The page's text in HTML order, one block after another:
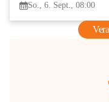
So., 6. Sept., 08:00